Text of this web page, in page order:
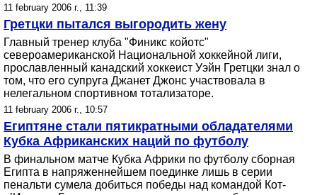
11 february 2006 г., 11:39
Гретцки пытался выгородить жену
Главный тренер клуба "Финикс койотс"
североамериканской Национальной хоккейной лиги,
прославленный канадский хоккеист Уэйн Гретцки знал о
том, что его супруга Джанет Джонс участвовала в
нелегальном спортивном тотализаторе.
11 february 2006 г., 10:57
Египтяне стали пятикратными обладателями
Кубка Африканских наций по футболу
В финальном матче Кубка Африки по футболу сборная
Египта в напряженнейшем поединке лишь в серии
пенальти сумела добиться победы над командой Кот-